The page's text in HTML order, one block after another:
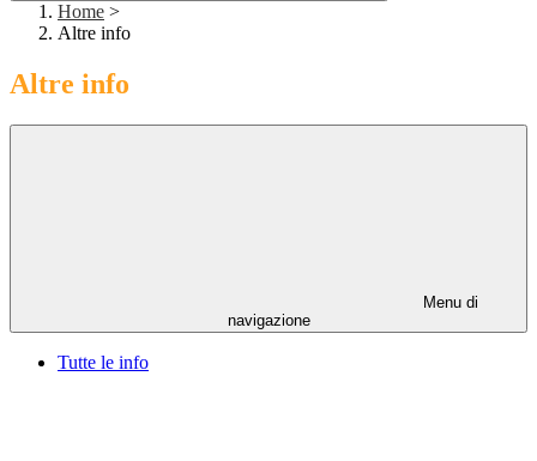
Home >
Altre info
Altre info
Menu di
navigazione
Tutte le info